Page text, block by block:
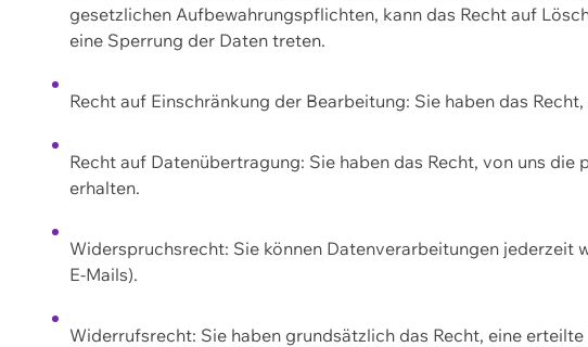
gesetzlichen Aufbewahrungspflichten, kann das Recht auf
eine Sperrung der Daten treten.
Recht auf Einschränkung der Bearbeitung: Sie haben das
Recht auf Datenübertragung: Sie haben das Recht, von uns
erhalten.
Widerspruchsrecht: Sie können Datenverarbeitungen jederzeit
E-Mails).
Widerrufsrecht: Sie haben grundsätzlich das Recht, eine